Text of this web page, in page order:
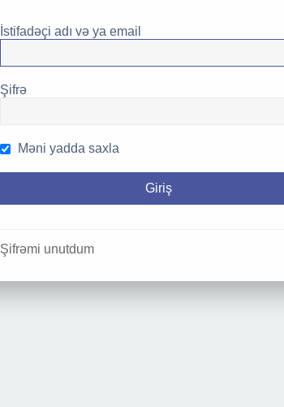
İstifadəçi adı və ya email
Şifrə
Məni yadda saxla
Şifrəmi unutdum